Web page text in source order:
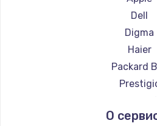
Ремонт
Ремонт
Ремонт
Ремонт
Ремонт
Ремонт
Dell
Digma
Haier
Packard
О